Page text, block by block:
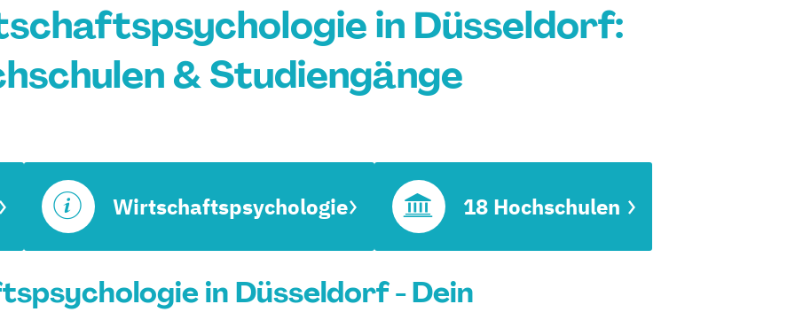
in Düsseldorf:
& Studiengänge
Wirtschaftspsychologie 18 Hochschulen
in Düsseldorf - Dein